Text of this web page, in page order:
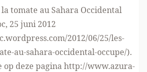
la tomate au Sahara Occidental
25 juni 2012
2012/06/25/les-
au-sahara-occidental-occupe/).
deze paginahttp://www.azura-